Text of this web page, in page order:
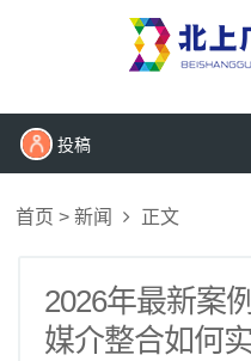
投稿
时尚
生活
首页 >新闻 正文
2026年最新案
媒介整合如何